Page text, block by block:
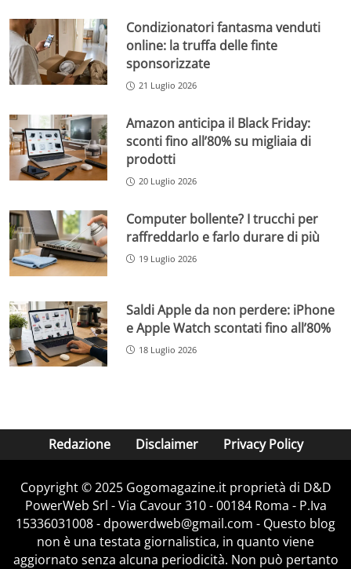
Condizionatori fantasma venduti
online: la truffa delle finte
sponsorizzate
21 Luglio 2026
Amazon anticipa il Black Friday:
sconti fino all’80% su migliaia di
prodotti
20 Luglio 2026
Computer bollente? I trucchi per
raffreddarlo e farlo durare di più
19 Luglio 2026
Saldi Apple da non perdere: iPhone
e Apple Watch scontati fino all’80%
18 Luglio 2026
Redazione Disclaimer Privacy Policy
Copyright © 2025 Gogomagazine.it proprietà di D&D
PowerWeb Srl - Via Cavour 310 - 00184 Roma - P.Iva
15336031008 - dpowerdweb@gmail.com - Questo blog
non è una testata giornalistica, in quanto viene
aggiornato senza alcuna periodicità. Non può pertanto